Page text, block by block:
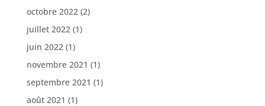
octobre 2022 (2)
juillet 2022 (1)
juin 2022 (1)
novembre 2021 (1)
septembre 2021 (1)
août 2021 (1)